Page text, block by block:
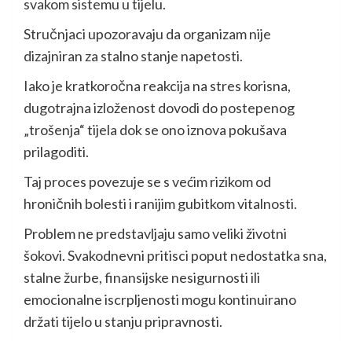
svakom sistemu u tijelu.
Stručnjaci upozoravaju da organizam nije
dizajniran za stalno stanje napetosti.
Iako je kratkoročna reakcija na stres korisna,
dugotrajna izloženost dovodi do postepenog
„trošenja“ tijela dok se ono iznova pokušava
prilagoditi.
Taj proces povezuje se s većim rizikom od
hroničnih bolesti i ranijim gubitkom vitalnosti.
Problem ne predstavljaju samo veliki životni
šokovi. Svakodnevni pritisci poput nedostatka sna,
stalne žurbe, finansijske nesigurnosti ili
emocionalne iscrpljenosti mogu kontinuirano
držati tijelo u stanju pripravnosti.